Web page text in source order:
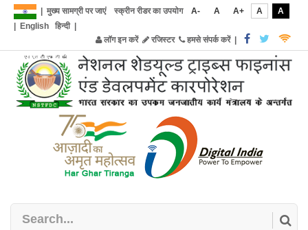
मुख्य सामग्री पर जाएं स्क्रीन रीडर का उपयोग A- A A+ A
A
English हिन्दी|
लॉग इन करें
रजिस्टर हमसे संपर्क करें|